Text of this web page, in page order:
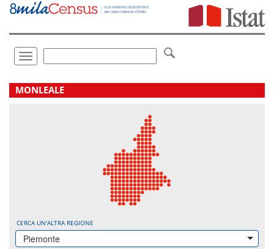
Vai
direttamente
Toggle
navigation
.
MONLEALE
CERCA UN'ALTRA REGIONE
Piemonte